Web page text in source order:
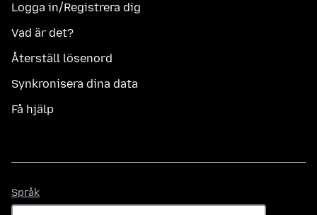
Logga in/Registrera dig
Vad är det?
Återställ lösenord
Synkronisera dina data
Få hjälp
Språk